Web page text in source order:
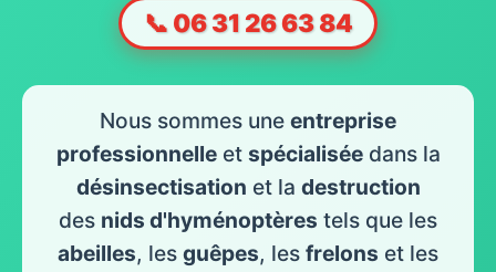
📞 06 31 26 63 84
Nous sommes une entreprise
professionnelle et spécialisée dans la
désinsectisation et la destruction
des nids d'hyménoptères tels que les
abeilles, les guêpes, les frelons et les